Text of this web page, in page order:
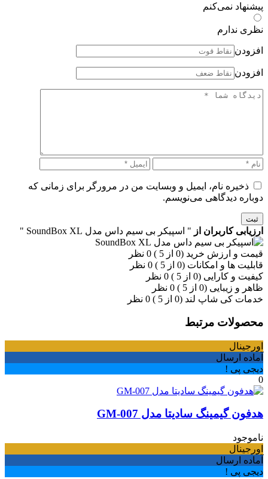
پیشنهاد نمی‌کنم
نظری ندارم
افزودن
افزودن
ذخیره نام، ایمیل و وبسایت من در مرورگر برای زمانی که
دوباره دیدگاهی می‌نویسم.
ثبت
ارزیابی کاربران از " اسپیکر بی سیم داس مدل SoundBox XL "
قیمت و ارزش خرید (0 از 5 )
0 نظر
قابلیت ها و امکانات (0 از 5 )
0 نظر
کیفیت و کارایی (0 از 5 )
0 نظر
ظاهر و زیبایی (0 از 5 )
0 نظر
خدمات کی شاپ لند (0 از 5 )
0 نظر
محصولات مرتبط
اورجینال
آماده ارسال
دیجی پی !
0
هدفون گیمینگ سادیتا مدل GM-007
ناموجود
اورجینال
آماده ارسال
دیجی پی !